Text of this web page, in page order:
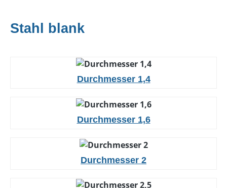
Stahl blank
Durchmesser 1,4
Durchmesser 1,6
Durchmesser 2